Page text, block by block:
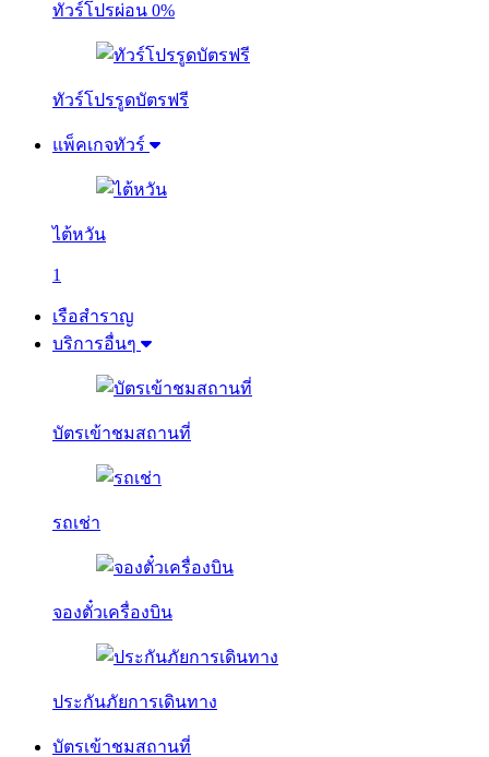
ทัวร์โปรผ่อน 0%
ทัวร์โปรรูดบัตรฟรี
แพ็คเกจทัวร์
ไต้หวัน
1
เรือสำราญ
บริการอื่นๆ
บัตรเข้าชมสถานที่
รถเช่า
จองตั๋วเครื่องบิน
ประกันภัยการเดินทาง
บัตรเข้าชมสถานที่